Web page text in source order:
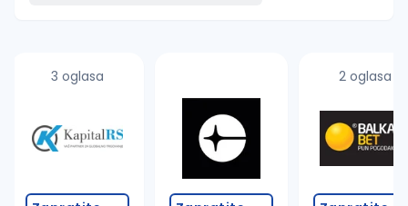
proverite pravopisne greške (koristite č, ć, š, đ,
povećajte radijus za odabrani grad
promenite odabrane filtere pretrage
3 oglasa 2 oglasa